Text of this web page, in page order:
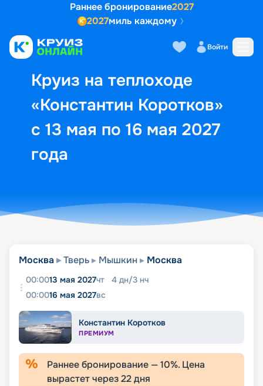
Раннее бронирование2027
2027миль каждому
Войти
Круиз на теплоходе
«Константин Коротков»
с 13 мая по 16 мая 2027
года
Выбор кают Маршрут и
Москва Тверь Мышкин Москва
00:0013 мая 2027чт 4 дн/3 нч
00:0016 мая 2027вс
Константин Коротков
ПРЕМИУМ
Раннее бронирование —10%. Цена
вырастет через22дня